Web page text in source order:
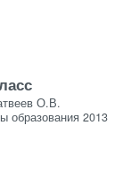
О.В.
образования 2013